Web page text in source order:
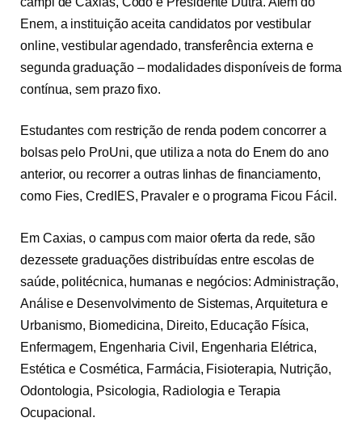
Enem, a instituição aceita candidatos por vestibular
online, vestibular agendado, transferência externa e
segunda graduação – modalidades disponíveis de forma
contínua, sem prazo fixo.
Estudantes com restrição de renda podem concorrer a
bolsas pelo ProUni, que utiliza a nota do Enem do ano
anterior, ou recorrer a outras linhas de financiamento,
como Fies, CredIES, Pravaler e o programa Ficou Fácil.
Em Caxias, o campus com maior oferta da rede, são
dezessete graduações distribuídas entre escolas de
saúde, politécnica, humanas e negócios: Administração,
Análise e Desenvolvimento de Sistemas, Arquitetura e
Urbanismo, Biomedicina, Direito, Educação Física,
Enfermagem, Engenharia Civil, Engenharia Elétrica,
Estética e Cosmética, Farmácia, Fisioterapia, Nutrição,
Odontologia, Psicologia, Radiologia e Terapia
Ocupacional.